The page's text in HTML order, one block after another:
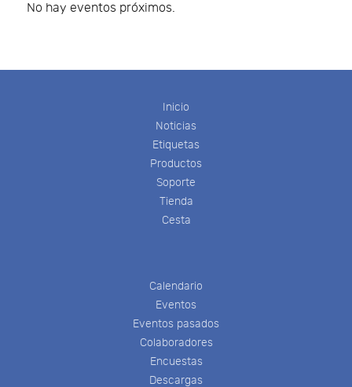
No hay eventos próximos.
Inicio
Noticias
Etiquetas
Productos
Soporte
Tienda
Cesta
Calendario
Eventos
Eventos pasados
Colaboradores
Encuestas
Descargas